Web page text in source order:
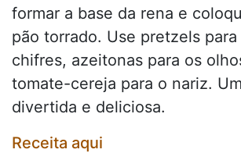
formar a base da rena e
pão torrado. Use pretzels
chifres, azeitonas para os
tomate-cereja para o nariz.
divertida e deliciosa.
Receita aqui